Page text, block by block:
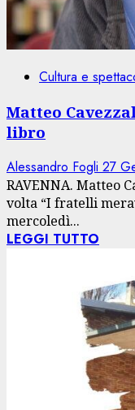
Cultura e
Matteo
libro
Alessandro Fogli 27
RAVENNA. Matteo
volta “I fratelli
mercoledì...
LEGGI TUTTO